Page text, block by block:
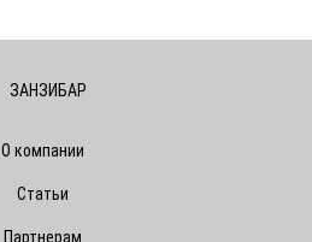
ЗАНЗИБАР
О компании
Статьи
Партнерам